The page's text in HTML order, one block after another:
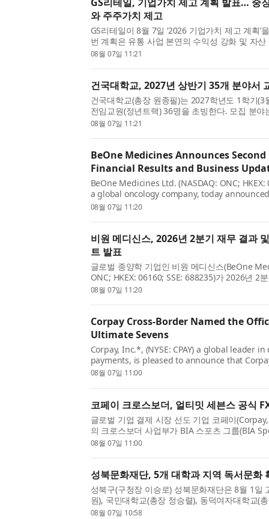
와 주주가치 제고
GS리테일이 8월 7일 ‘2026 기업가치 제고 계획’
번 계획은 유통 사업 본연의 수익성 강화 및 자
으로 삼아 기업의 본질적인 가치를 제고하고 주
08월 07일 11:21
건국대학교, 2027년 상반기 35개 분야서
건국대학교(총장 원종필)는 2027학년도 1학기(3
전임교원(정년트랙) 36명을 초빙한다. 모집 분
과대학 미디어커뮤니케이션학과에서 인공지능
08월 07일 11:21
BeOne Medicines Announces
Financial Results and Business
BeOne Medicines Ltd. (NASDAQ: ONC; HKEX:
a global oncology company, today
and corporate updates from the second
08월 07일 11:20
비원 메디신스, 2026년 2분기 재무 결과
트 발표
글로벌 종양학 기업인 비원 메디신스(BeOne
ONC; HKEX: 06160; SSE: 688235)가 2026년 2
업데이트를 발표했다. 비원의 공동창업자 겸 회
08월 07일 11:20
Corpay Cross-Border Named the
Ultimate Sevens
Corpay, Inc.*, (NYSE: CPAY) a global leader
payments, is pleased to announce that
business has entered into an agreement
08월 07일 11:00
코페이 크로스보더, 얼티밋 세븐스 공식
글로벌 기업 결제 시장 선도 기업 코페이(Corpay,
의 크로스보더 사업부가 BIA 스포츠 그룹(BIA
로 2026년 8월 출범하는 신규 글로벌 럭비 세븐
08월 07일 11:00
성북문화재단, 5개 대학과 지역 독서문화
성북구(구청장 이승로) 성북문화재단은 8월 1일
원), 국민대학교(총장 정승렬), 동덕여자대학교(
대학교(총장 이성근), 한성대학교(총장 이창원)
08월 07일 10:58